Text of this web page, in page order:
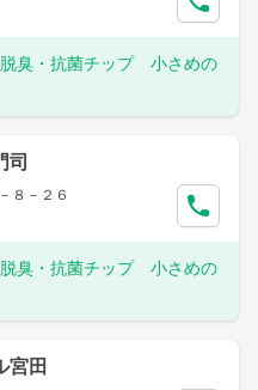
臭・抗菌チップ 小さめの
司
８－２６
臭・抗菌チップ 小さめの
宮田